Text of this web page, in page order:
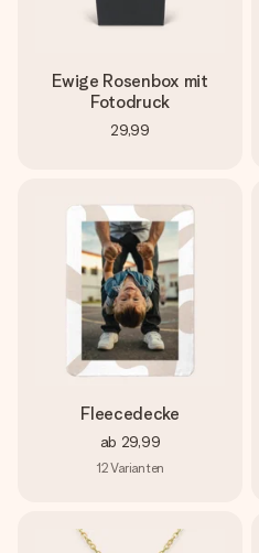
Ewige Rosenbox mit
Fotodruck
29,99
Fleecedecke
ab 29,99
12Varianten